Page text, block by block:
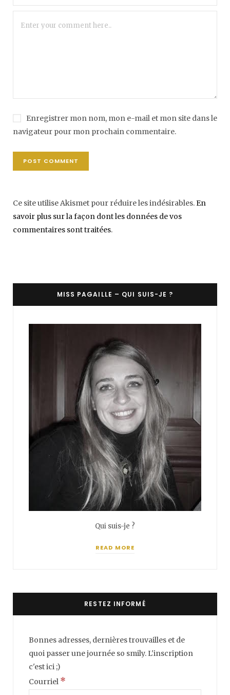
Enregistrer mon nom, mon e-mail et mon site dans le
navigateur pour mon prochain commentaire.
Ce site utilise Akismet pour réduire les indésirables.En
savoir plus sur la façon dont les données de vos
commentaires sont traitées.
MISS PAGAILLE – QUI SUIS-JE ?
Qui suis-je ?
READ MORE
RESTEZ INFORMÉ
Bonnes adresses, dernières trouvailles et de
quoi passer une journée so smily. L'inscription
c'est ici ;)
Courriel *